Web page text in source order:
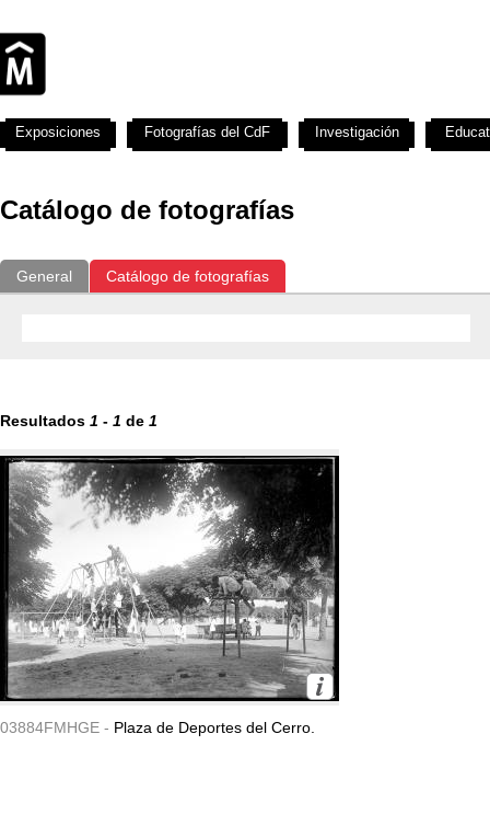
Catálogo de fotografías
General Catálogo de fotografías
Resultados 1 - 1 de 1
03884FMHGE - Plaza de Deportes del Cerro.
Exposiciones Fotografías del CdF Investigación